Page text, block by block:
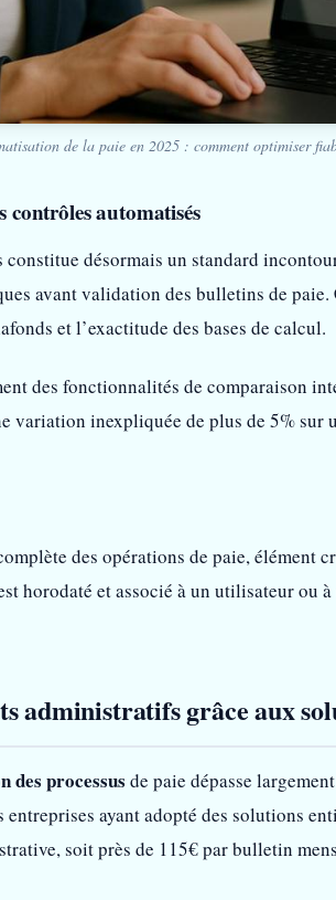
de la paie en 2025 : comment optimiser
contrôles automatisés
constitue désormais un standard
avant validation des bulletins de
et l’exactitude des bases de calcul.
des fonctionnalités de comparaison
variation inexpliquée de plus de 5% sur
des opérations de paie, élément
horodaté et associé à un utilisateur ou
administratifs grâce aux
des processus de paie dépasse
ayant adopté des solutions
soit près de 115€ par bulletin